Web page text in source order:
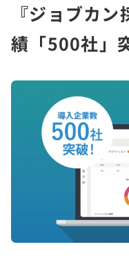
『ジョブカ
績「500社」